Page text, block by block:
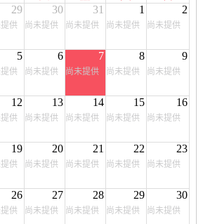
29
供
30
尚未提供
31
尚未提供
1
尚未提供
2
尚未提供
5
供
6
尚未提供
7
尚未提供
8
尚未提供
9
尚未提供
12
供
13
尚未提供
14
尚未提供
15
尚未提供
16
尚未提供
19
供
20
尚未提供
21
尚未提供
22
尚未提供
23
尚未提供
26
供
27
尚未提供
28
尚未提供
29
尚未提供
30
尚未提供